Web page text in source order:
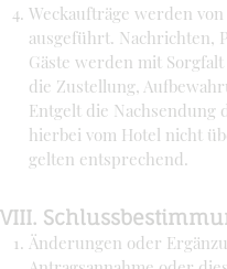
Weckaufträge werden
ausgeführt. Nachrichten,
Gäste werden mit
die Zustellung,
Entgelt die Nachsendung
hierbei vom Hotel nicht
gelten entsprechend.
VIII.
Änderungen oder